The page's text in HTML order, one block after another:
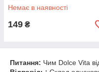
Немає в наявності
149 ₴
Питання: Чим Dolce Vita